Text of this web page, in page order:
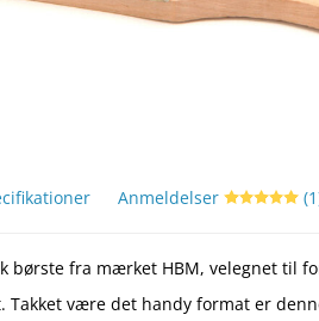
Anmeldelser
børste fra mærket HBM, velegnet til
Takket være det handy format er